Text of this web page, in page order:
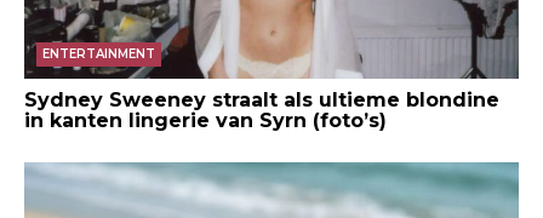
ENTERTAINMENT
Sydney Sweeney straalt als ultieme blondine
in kanten lingerie van Syrn (foto’s)